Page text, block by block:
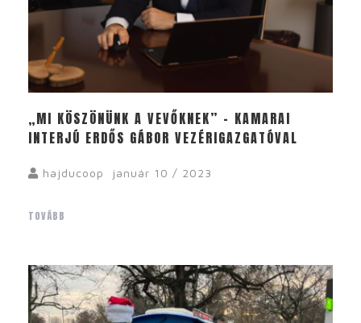
„MI KÖSZÖNÜNK A VEVŐKNEK” – KAMARAI
INTERJÚ ERDŐS GÁBOR VEZÉRIGAZGATÓVAL
hajducoop január 10 / 2023
TOVÁBB